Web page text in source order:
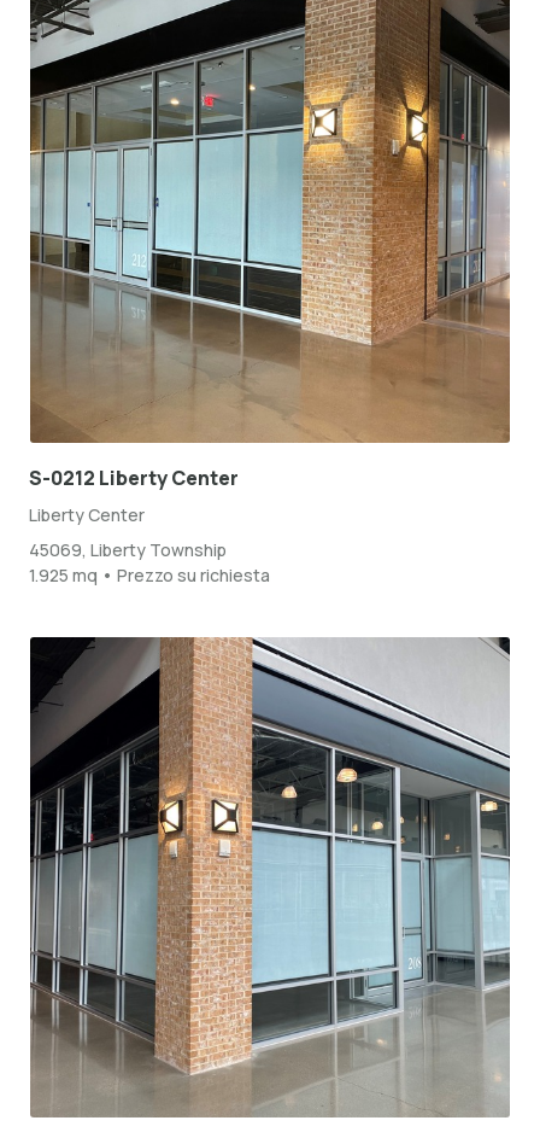
S-0212 Liberty Center
Liberty Center
45069, Liberty Township
1.925 mq • Prezzo su richiesta